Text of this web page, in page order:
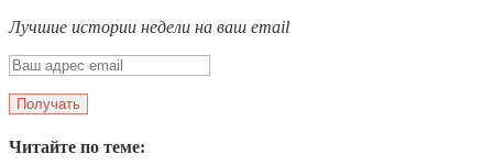
Лучшие истории недели на ваш email
Читайте по теме: